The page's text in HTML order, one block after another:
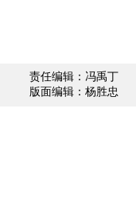
责任编辑：冯禹丁
版面编辑：杨胜忠